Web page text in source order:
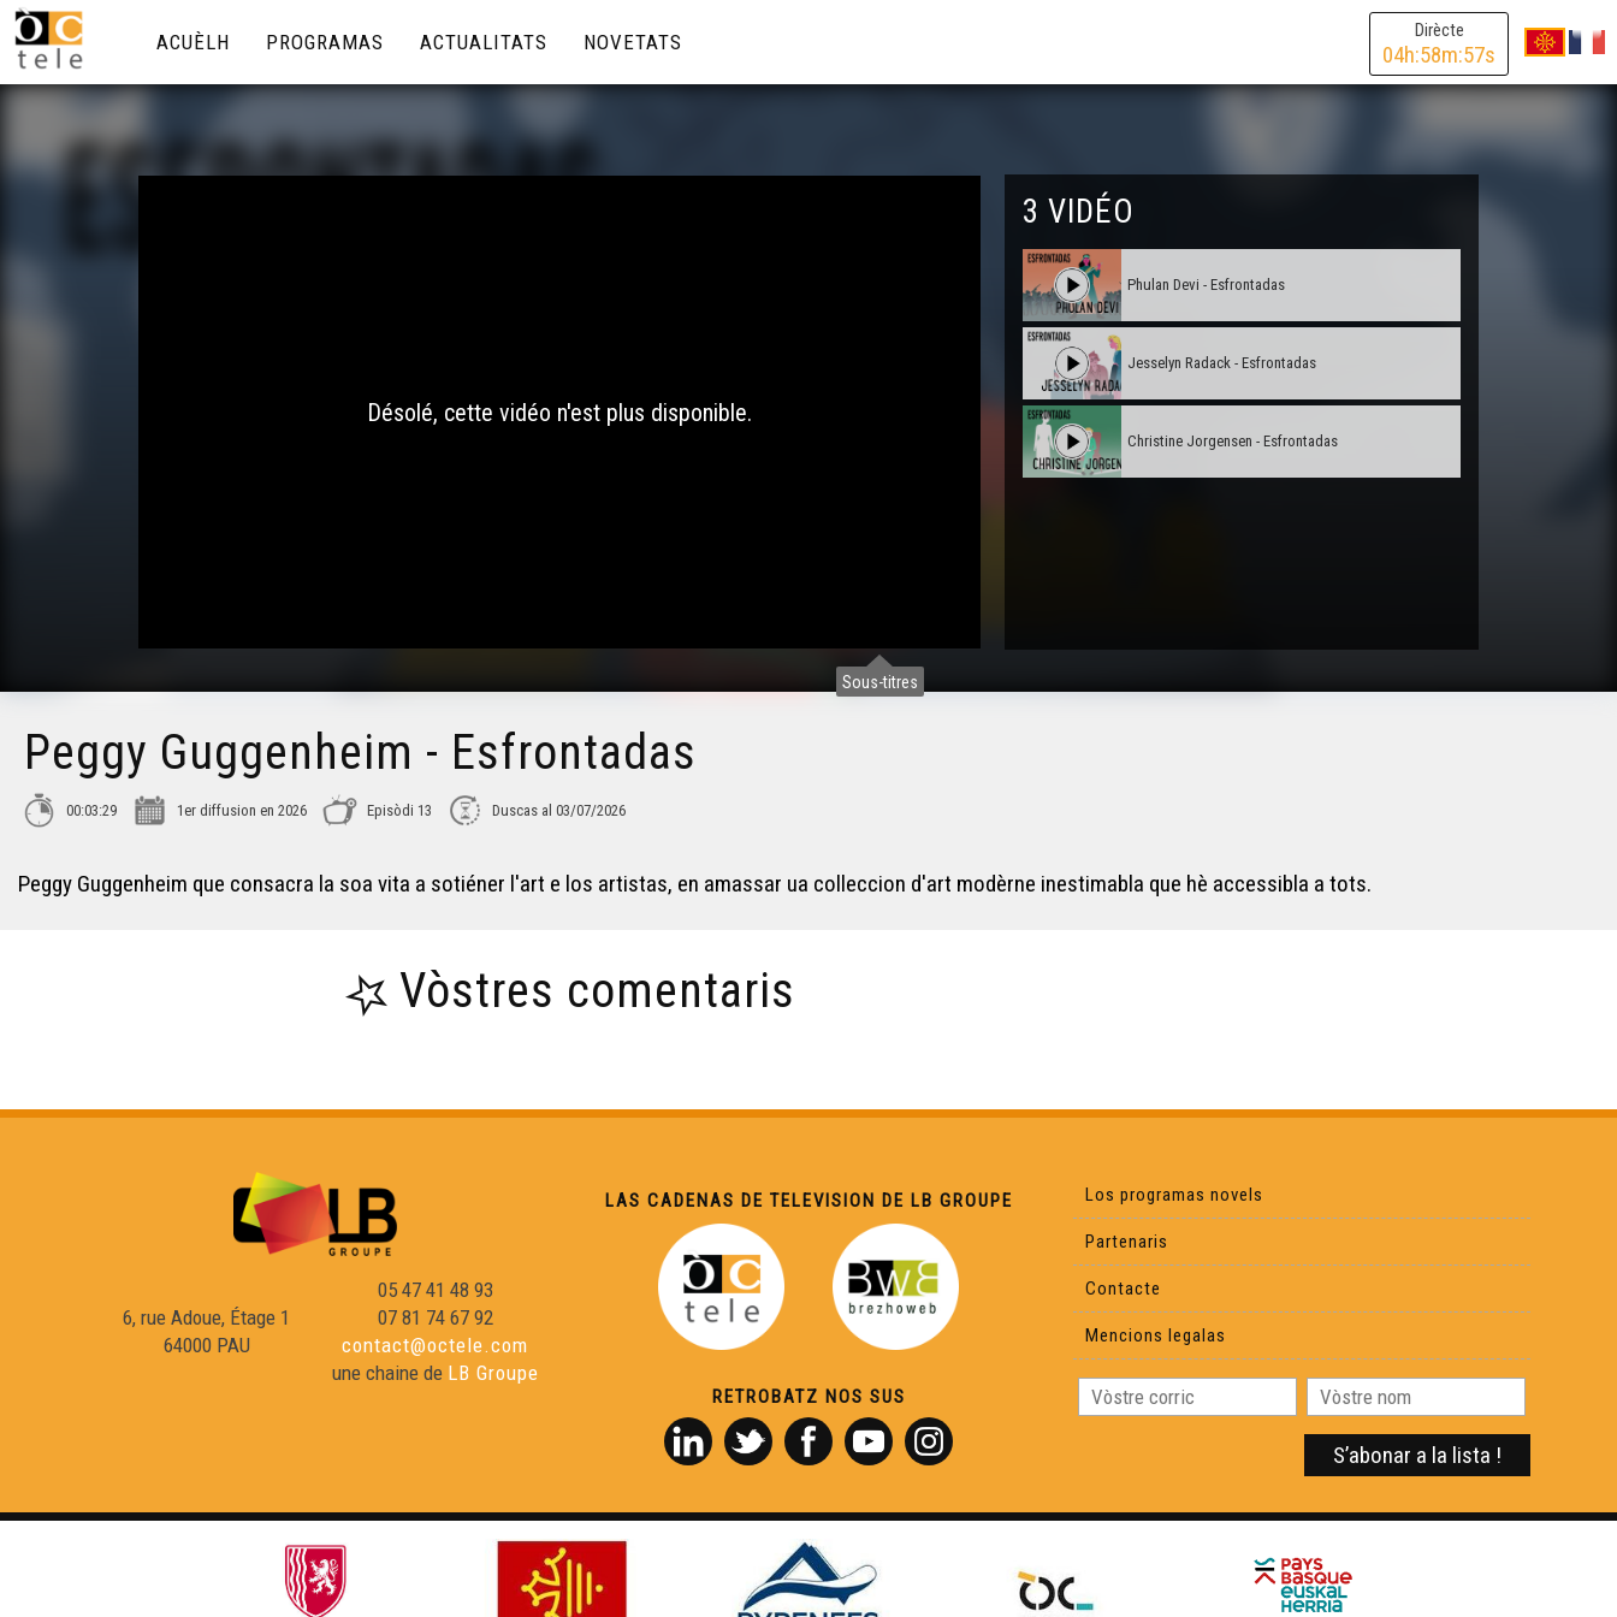
Dirècte
04h:58m:57s
ACUÈLH PROGRAMAS ACTUALITATS NOVETATS
Sous-titres
Désolé, cette vidéo n'est plus disponible.
3 VIDÉO
Phulan Devi - Esfrontadas
Jesselyn Radack - Esfrontadas
Christine Jorgensen - Esfrontadas
Peggy Guggenheim - Esfrontadas
00:03:29 1er diffusion en 2026 Episòdi 13 Duscas al 03/07/2026
Peggy Guggenheim que consacra la soa vita a sotiéner l'art e los artistas, en amassar ua colleccion d'art modèrne inestimabla que hè accessibla a tots.
Vòstres comentaris
6, rue Adoue, Étage 1
64000 PAU
05 47 41 48 93
07 81 74 67 92
contact@octele.com
une chaine de LB Groupe
LAS CADENAS DE TELEVISION DE LB GROUPE
RETROBATZ NOS SUS
Los programas novels
Partenaris
Contacte
Mencions legalas